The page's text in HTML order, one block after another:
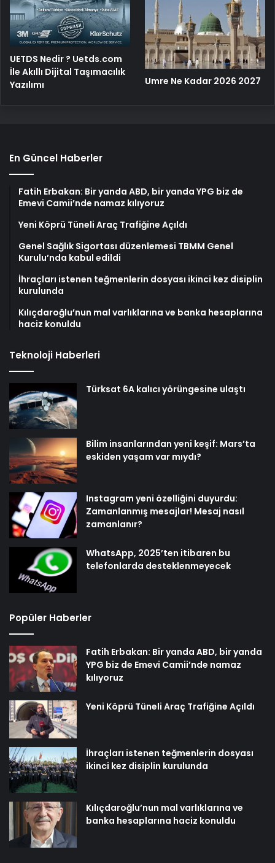
UETDS Nedir ? Uetds.com
İle Akıllı Dijital Taşımacılık
Yazılımı
Umre Ne Kadar 2026 2027
En Güncel Haberler
Fatih Erbakan: Bir yanda ABD, bir yanda YPG biz de
Emevi Camii’nde namaz kılıyoruz
Yeni Köprü Tüneli Araç Trafiğine Açıldı
Genel Sağlık Sigortası düzenlemesi TBMM Genel
Kurulu’nda kabul edildi
İhraçları istenen teğmenlerin dosyası ikinci kez disiplin
kurulunda
Kılıçdaroğlu’nun mal varlıklarına ve banka hesaplarına
haciz konuldu
Teknoloji Haberleri
Türksat 6A kalıcı yörüngesine ulaştı
Bilim insanlarından yeni keşif: Mars’ta
eskiden yaşam var mıydı?
Instagram yeni özelliğini duyurdu:
Zamanlanmış mesajlar! Mesaj nasıl
zamanlanır?
WhatsApp, 2025’ten itibaren bu
telefonlarda desteklenmeyecek
Popüler Haberler
Fatih Erbakan: Bir yanda ABD, bir yanda
YPG biz de Emevi Camii’nde namaz
kılıyoruz
Yeni Köprü Tüneli Araç Trafiğine Açıldı
İhraçları istenen teğmenlerin dosyası
ikinci kez disiplin kurulunda
Kılıçdaroğlu’nun mal varlıklarına ve
banka hesaplarına haciz konuldu